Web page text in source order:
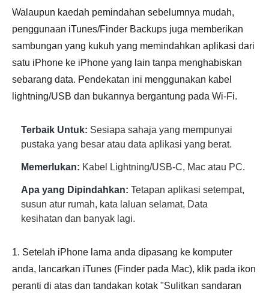
Walaupun kaedah pemindahan sebelumnya mudah,
penggunaan iTunes/Finder Backups juga memberikan
sambungan yang kukuh yang memindahkan aplikasi dari
satu iPhone ke iPhone yang lain tanpa menghabiskan
sebarang data. Pendekatan ini menggunakan kabel
lightning/USB dan bukannya bergantung pada Wi-Fi.
Terbaik Untuk: Sesiapa sahaja yang mempunyai
pustaka yang besar atau data aplikasi yang berat.
Memerlukan: Kabel Lightning/USB-C, Mac atau PC.
Apa yang Dipindahkan: Tetapan aplikasi setempat,
susun atur rumah, kata laluan selamat, Data
kesihatan dan banyak lagi.
1. Setelah iPhone lama anda dipasang ke komputer
anda, lancarkan iTunes (Finder pada Mac), klik pada ikon
peranti di atas dan tandakan kotak "Sulitkan sandaran